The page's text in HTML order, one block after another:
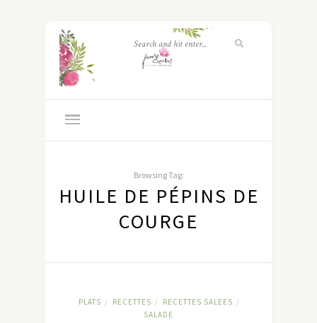
Browsing Tag:
HUILE DE PÉPINS DE
COURGE
PLATS / RECETTES / RECETTES SALEES /
SALADE